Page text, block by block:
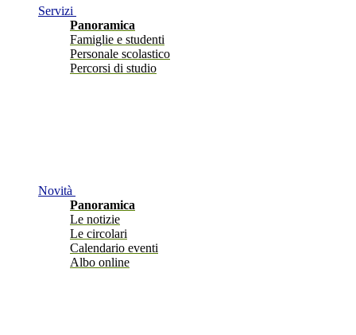
Servizi
Panoramica
Famiglie e studenti
Personale scolastico
Percorsi di studio
Novità
Panoramica
Le notizie
Le circolari
Calendario eventi
Albo online